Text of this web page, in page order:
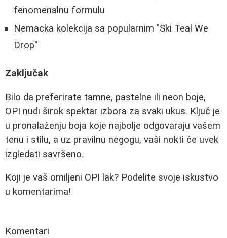
fenomenalnu formulu
Nemacka kolekcija sa popularnim "Ski Teal We
Drop"
Zaključak
Bilo da preferirate tamne, pastelne ili neon boje,
OPI nudi širok spektar izbora za svaki ukus. Ključ je
u pronalaženju boja koje najbolje odgovaraju vašem
tenu i stilu, a uz pravilnu negogu, vaši nokti će uvek
izgledati savršeno.
Koji je vaš omiljeni OPI lak? Podelite svoje iskustvo
u komentarima!
Komentari